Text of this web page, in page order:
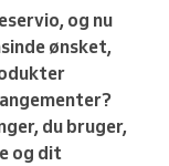
og nu
ønsket,
du bruger,
og dit